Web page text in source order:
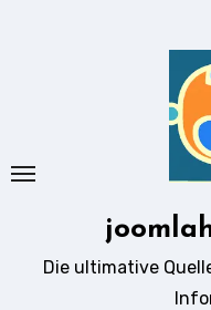
Die ultimative